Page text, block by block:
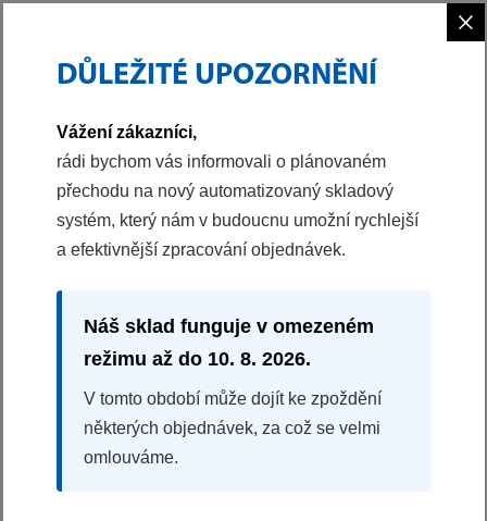
PŘÍSLUŠENSTVÍ K FRITÉZE
HRANATÁ PÁNEV K PHAO 1500
100% na základě 3 recenzí
×
DŮLEŽITÉ UPOZORNĚNÍ
Vážení zákazníci,
rádi bychom vás informovali o plánovaném
přechodu na nový automatizovaný skladový
systém, který nám v budoucnu umožní rychlejší
a efektivnější zpracování objednávek.
Náš sklad funguje v omezeném
režimu až do 10. 8. 2026.
V tomto období může dojít ke zpoždění
některých objednávek, za což se velmi
omlouváme.